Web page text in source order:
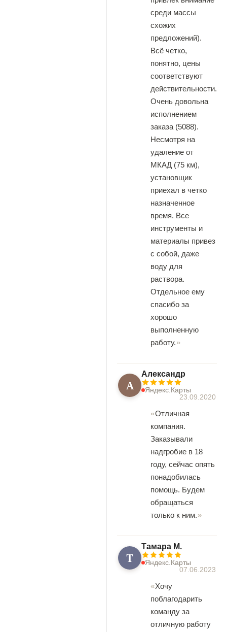
среди массы
схожих
предложений).
Всё четко,
понятно, цены
соответствуют
действительности.
Очень довольна
исполнением
заказа (5088).
Несмотря на
удаление от
МКАД (75 км),
установщик
приехал в четко
назначенное
время. Все
инструменты и
материалы привез
с собой, даже
воду для
раствора.
Отдельное ему
спасибо за
хорошо
выполненную
работу.
А
Александр
Яндекс.Карты
23.09.2020
Отличная
компания.
Заказывали
надгробие в 18
году, сейчас опять
понадобилась
помощь. Будем
обращаться
только к ним.
T
Tамара М.
Яндекс.Карты
07.06.2023
Хочу
поблагодарить
команду за
отличную работу